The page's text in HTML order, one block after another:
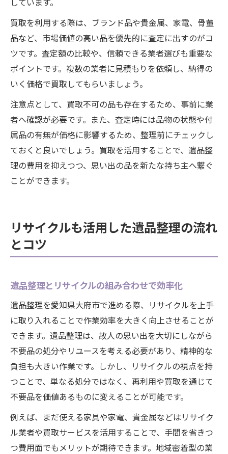
買取を利用する際は、ブランド品や貴金属、家電、骨董
品など、市場価値の高い品を優先的に査定に出すのがコ
ツです。査定額の比較や、信頼できる業者選びも重要な
ポイントです。複数の業者に見積もりを依頼し、納得の
いく価格で買取してもらいましょう。
注意点として、買取不可の品も存在するため、事前に業
者へ確認が必要です。また、査定時には品物の状態や付
属品の有無が価格に影響するため、整理前にチェックし
ておくと良いでしょう。買取を活用することで、遺品整
理の費用を抑えつつ、思い出の品を新たな持ち主へ繋ぐ
ことができます。
リサイクルも活用した遺品整理の流れ
とコツ
遺品整理とリサイクルの組み合わせで効率化
遺品整理を愛知県大府市で進める際、リサイクルを上手
に取り入れることで作業効率を大きく向上させることが
できます。遺品整理は、故人の思い出を大切にしながら
不要品の処分やリユースを考える必要があり、精神的な
負担も大きい作業です。しかし、リサイクルの視点を持
つことで、単なる処分ではなく、再利用や買取を通じて
不要品を価値あるものに変えることが可能です。
例えば、まだ使える家具や家電、貴金属などはリサイク
ル業者や買取サービスを活用することで、手間を省きつ
つ費用面でもメリットが期待できます。地域密着型の業